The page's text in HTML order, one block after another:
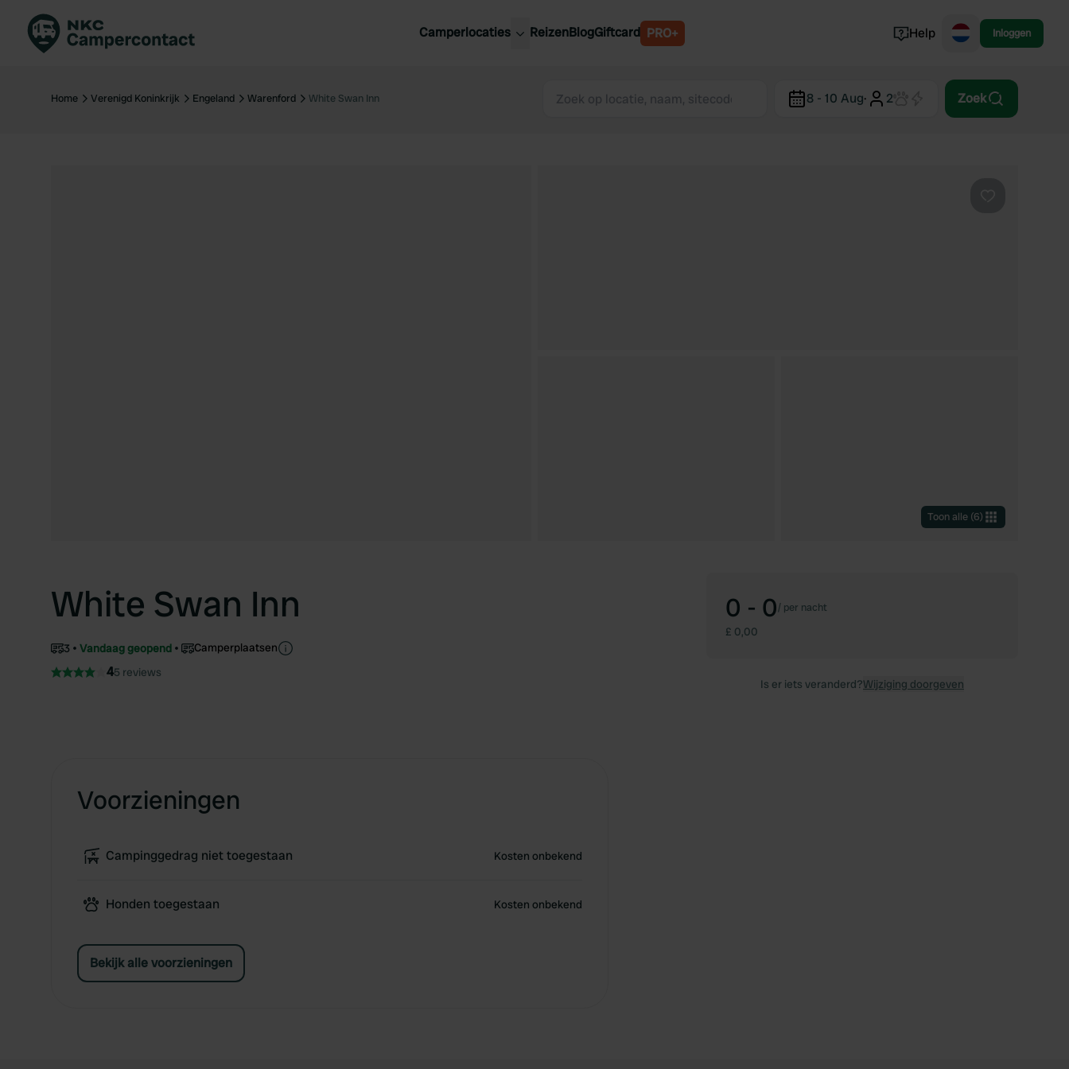
Camperlocaties
Nederland
Nederland
Luxemburg
Portugal
ReizenBlogGiftcard PRO+ Help Inloggen
Home Verenigd Koninkrijk Engeland Warenford White Swan Inn 8 - 10 Aug· 2 Zoek
Toon alle (6)
White Swan Inn
3 Vandaag geopend Camperplaatsen
45 reviews
Voorzieningen
Campinggedrag niet toegestaan Kosten onbekend
Honden toegestaan Kosten onbekend
Bekijk alle voorzieningen
0 - 0/ per nacht
£ 0,00
Is er iets veranderd?Wijziging doorgeven